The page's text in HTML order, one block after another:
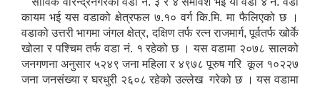
कायम भई यस वडाको क्षेत्रफल ७.१० वर्ग कि.मि. मा फैलिएको छ ।
वडाको उत्तरी भागमा जंगल क्षेत्र, दक्षिण तर्फ रत्न राजमार्ग, पूर्वतर्फ खोर्के
खोला र पश्चिम तर्फ वडा नं. १ रहेको छ । यस वडामा २०७८ सालको
जनगणना अनुसार ५२४९ जना महिला र ४९७८ पूरुष गरि कूल १०२२७
जना जनसंख्या र घरधुरी २६०८ रहेको उल्लेख गरेको छ । यस वडामा